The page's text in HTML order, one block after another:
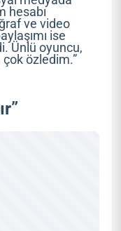
hesabı
ve video
ise
Ünlü oyuncu,
çok özledim.”